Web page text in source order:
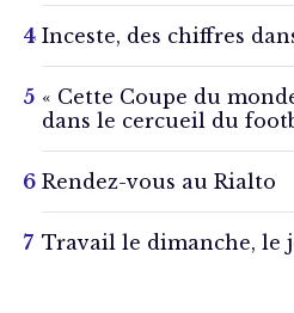
Inceste, des chiffres
« Cette Coupe du
dans le cercueil du
Rendez-vous au Rialto
Travail le dimanche, le